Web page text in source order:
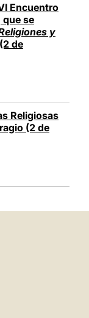
Encuentro
que se
y
de
Religiosas
(2 de